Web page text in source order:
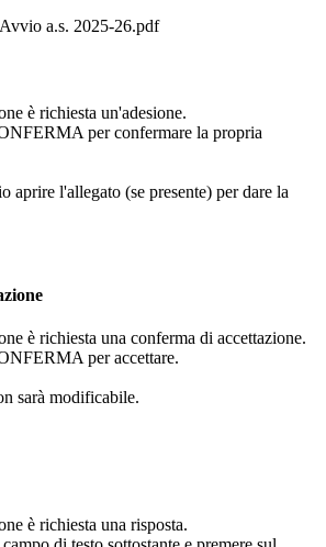
a.s. 2025-26.pdf
è richiesta un'adesione.
per confermare la propria
aprire l'allegato (se presente) per dare la
è richiesta una conferma di accettazione.
per accettare.
sarà modificabile.
è richiesta una risposta.